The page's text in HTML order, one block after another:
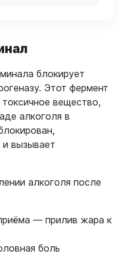
блокирует
Этот фермент
вещество,
алкоголя в
и вызывает
алкоголя после
— прилив жара к
боль